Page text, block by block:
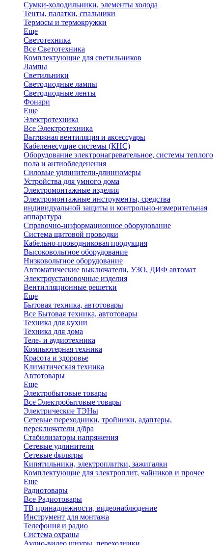
Сумки-холодильники, элементы холода
Тенты, палатки, спальники
Термосы и термокружки
Еще
Светотехника
Все Светотехника
Комплектующие для светильников
Лампы
Светильники
Светодиодные лампы
Светодиодные ленты
Фонари
Еще
Электротехника
Все Электротехника
Вытяжная вентиляция и аксессуары
Кабеленесущие системы (КНС)
Оборудование электронагревательное, системы теплого
пола и антиобледенения
Силовые удлинители-длинномеры
Устройства для умного дома
Электромонтажные изделия
Электромонтажные инструменты, средства
индивидуальной защиты и контрольно-измерительная
аппаратура
Справочно-информационное оборудование
Система щитовой проводки
Кабельно-проводниковая продукция
Высоковольтное оборудование
Низковольтное оборудование
Автоматические выключатели, УЗО, ДИФ автомат
Электроустановочные изделия
Вентилляционные решетки
Еще
Бытовая техника, автотовары
Все Бытовая техника, автотовары
Техника для кухни
Техника для дома
Теле- и аудиотехника
Компьютерная техника
Красота и здоровье
Климатическая техника
Автотовары
Еще
Электробытовые товары
Все Электробытовые товары
Электрические ТЭНы
Сетевые переходники, тройники, адаптеры,
переключатели д/бра
Стабилизаторы напряжения
Сетевые удлинители
Сетевые фильтры
Кипятильники, электроплитки, зажигалки
Комплектующие для электроплит, чайников и прочее
Еще
Радиотовары
Все Радиотовары
ТВ принадлежности, видеонаблюдение
Инструмент для монтажа
Телефония и радио
Система охраны
Аудио-видео шнуры, переходники